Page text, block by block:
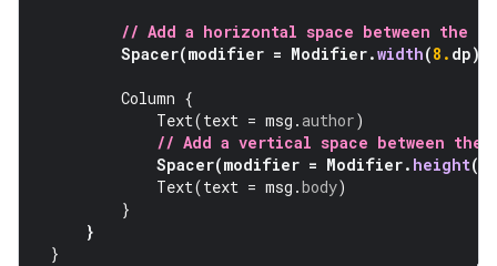
// Add a horizontal space between the
Spacer(modifier = Modifier.width(8. dp))
Column {
Text(text = msg .author)
// Add a vertical space between the
Spacer(modifier = Modifier. height(
Text(text = msg .body)
}
}
}